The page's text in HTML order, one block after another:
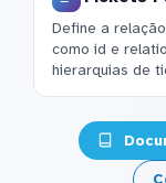
Define a
como id e
hierarquias de